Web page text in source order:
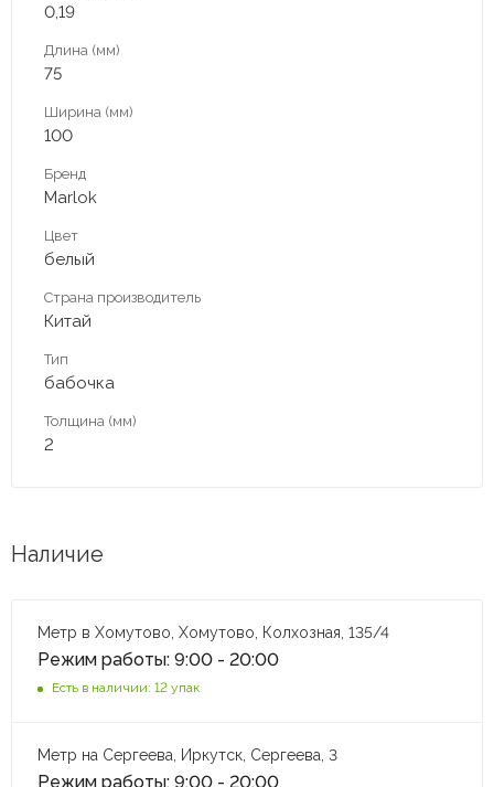
0,19
Длина (мм)
75
Ширина (мм)
100
Бренд
Marlok
Цвет
белый
Страна производитель
Китай
Тип
бабочка
Толщина (мм)
2
Наличие
Метр в Хомутово, Хомутово, Колхозная, 135/4
Режим работы: 9:00 - 20:00
Есть в наличии: 12 упак
Метр на Сергеева, Иркутск, Сергеева, 3
Режим работы: 9:00 - 20:00